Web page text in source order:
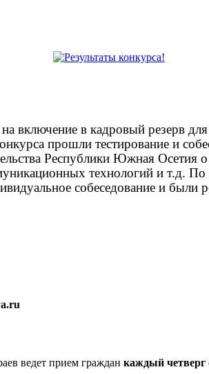
включение в кадровый резерв
прошли тестирование и
Республики Южная Осетия
технологий и т.д. По
собеседование и были
ведет прием граждан каждый четверг